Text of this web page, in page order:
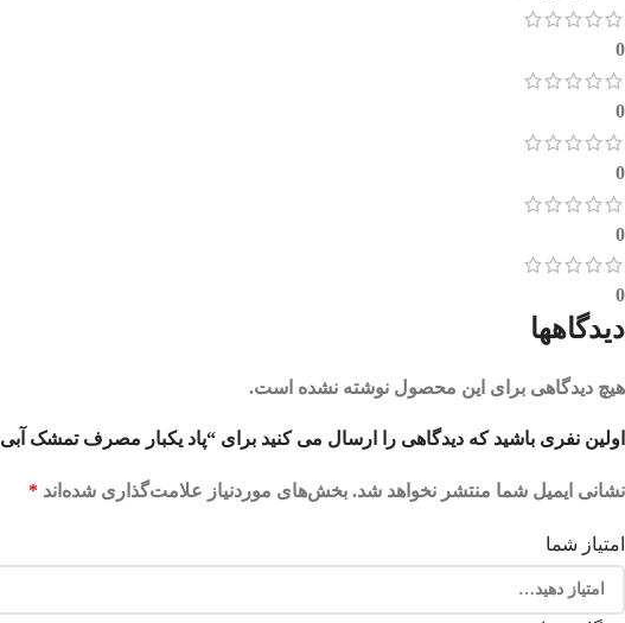
0
0
0
0
0
دیدگاهها
هیچ دیدگاهی برای این محصول نوشته نشده است.
اولین نفری باشید که دیدگاهی را ارسال می کنید برای “پاد یکبار مصرف تمشک آبی 10000 پاف فریتون”
نشانی ایمیل شما منتشر نخواهد شد. بخش‌های موردنیاز علامت‌گذاری شده‌اند *
امتیاز شما